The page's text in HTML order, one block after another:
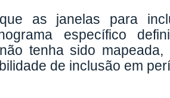
que as janelas para
específico
tenha sido
de inclusão em